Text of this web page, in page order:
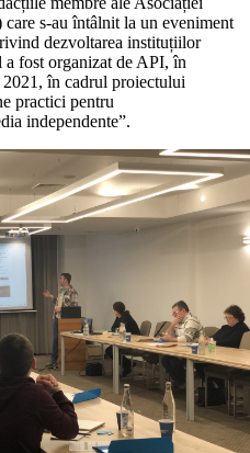
s-au întâlnit la un eveniment
dezvoltarea instituțiilor
fost organizat de API, în
în cadrul proiectului
practici pentru
independente”.